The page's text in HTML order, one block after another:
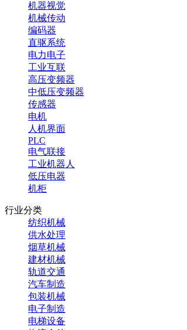
机器视觉
机械传动
编码器
直驱系统
电力电子
工业互联
高压变频器
中低压变频器
传感器
电机
人机界面
PLC
电气联接
工业机器人
低压电器
机柜
行业分类
纺织机械
供水处理
烟草机械
建材机械
轨道交通
汽车制造
包装机械
电子制造
电梯设备